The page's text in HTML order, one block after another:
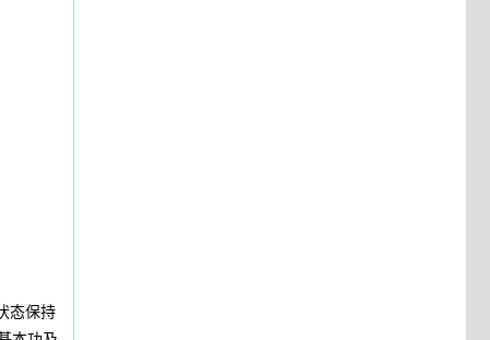
态保持